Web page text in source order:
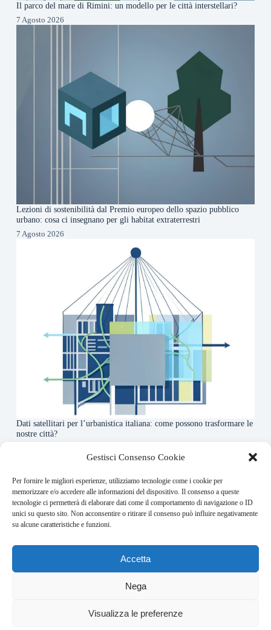
Gestisci Consenso Cookie
Per fornire le migliori esperienze, utilizziamo tecnologie come i cookie per
memorizzare e/o accedere alle informazioni del dispositivo. Il consenso a queste
tecnologie ci permetterà di elaborare dati come il comportamento di navigazione o ID
unici su questo sito. Non acconsentire o ritirare il consenso può influire negativamente
su alcune caratteristiche e funzioni.
Accetta
Nega
Visualizza le preferenze
Il parco del mare di Rimini: un modello per le città interstellari?
7 Agosto 2026
Lezioni di sostenibilità dal Premio europeo dello spazio pubblico
urbano: cosa ci insegnano per gli habitat extraterrestri
7 Agosto 2026
Dati satellitari per l’urbanistica italiana: come possono trasformare le
nostre città?
About this website
Orbitare ogni giorno trova per te le notizie più rilevanti in
ambito space economy.
Address:
VIA USODIMARE 3 - 37138 - VERONA (VR)
redazione@bullet-network.com
bullet-network.com